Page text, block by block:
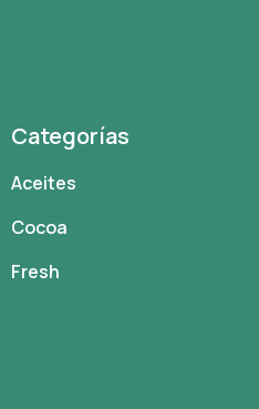
Categorías
Aceites
Cocoa
Fresh